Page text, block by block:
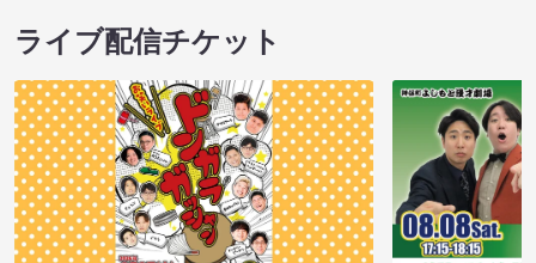
ライブ配信チケット